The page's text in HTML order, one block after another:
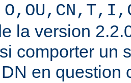
la version
comporter un
en question